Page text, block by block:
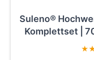
Suleno®
Komplettset |